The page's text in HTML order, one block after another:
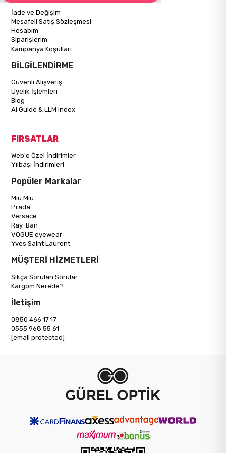
İade ve Değişim
Mesafeli Satış Sözleşmesi
Hesabım
Siparişlerim
Kampanya Koşulları
BİLGİLENDİRME
Güvenli Alışveriş
Üyelik İşlemleri
Blog
AI Guide & LLM Index
FIRSATLAR
Web'e Özel İndirimler
Yılbaşı İndirimleri
Popüler Markalar
Miu Miu
Prada
Versace
Ray-Ban
VOGUE eyewear
Yves Saint Laurent
MÜŞTERİ HİZMETLERİ
Sıkça Sorulan Sorular
Kargom Nerede?
İletişim
0850 466 17 17
0555 968 55 61
[email protected]